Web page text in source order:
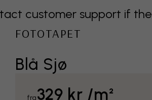
customer support if
Blå Sjø
FOTOTAPET
fra329 kr /m²